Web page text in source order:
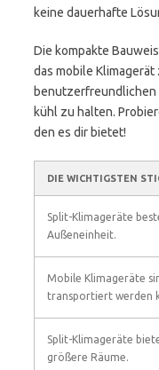
keine dauerhafte
Die kompakte
das mobile
benutzerfreundlichen
kühl zu halten.
den es dir bietet!
DIE WICHTIGSTEN
Split-Klimageräte
Außeneinheit.
Mobile Klimageräte
transportiert werden
Split-Klimageräte
größere Räume.